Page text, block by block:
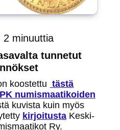
2 minuuttia
tunnetut
koostettu tästä
PK numismaatikoiden
kuvista kuin myös
kirjoitustaKeski-
Ry.